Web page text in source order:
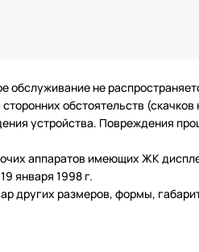
обслуживание не
обстоятельств (скачков
устройства. Повреждения
аппаратов имеющих ЖК
января 1998 г.
других размеров, формы,